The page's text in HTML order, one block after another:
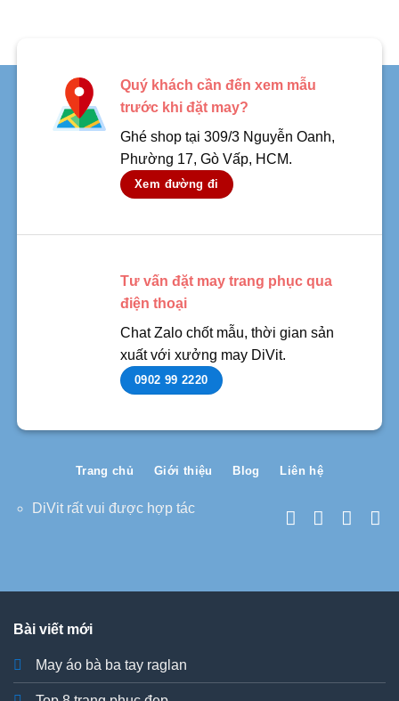
Quý khách cần đến xem mẫu
trước khi đặt may?
Ghé shop tại 309/3 Nguyễn Oanh,
Phường 17, Gò Vấp, HCM.
Xem đường đi
Tư vấn đặt may trang phục qua
điện thoại
Chat Zalo chốt mẫu, thời gian sản
xuất với xưởng may DiVit.
0902 99 2220
DiVit rất vui được hợp tác
Trang chủ Giới thiệu Blog Liên hệ
Bài viết mới
May áo bà ba tay raglan